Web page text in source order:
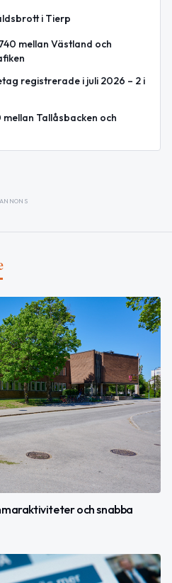
i Tierp
mellan Västland och
registrerade i juli 2026 – 2 i
Tallåsbacken och
ANNONS
och snabba